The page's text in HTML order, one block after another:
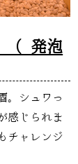
（ 発泡
。シュワっ
感じられま
チャレンジ